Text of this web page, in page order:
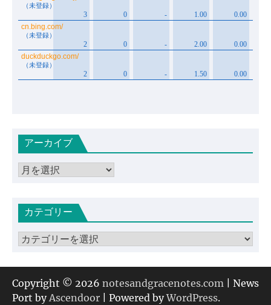
アーカイブ
ア
イカテゴリー
カ
ゴ
リ
ー
Copyright © 2026 notesandgracenotes.com | News
Port byAscendoor | Powered byWordPress.